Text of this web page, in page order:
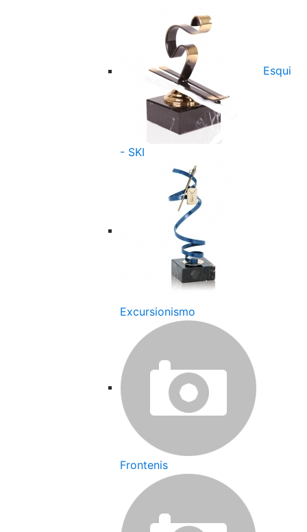
Esqui
- SKI
Excursionismo
Frontenis